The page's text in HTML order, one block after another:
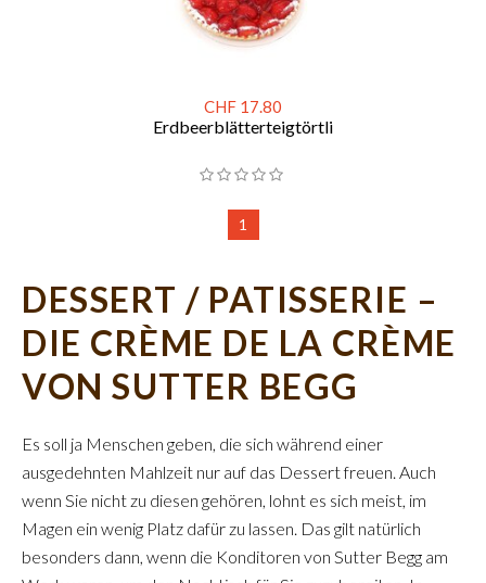
CHF 17.80
Erdbeerblätterteigtörtli
1
DESSERT / PATISSERIE –
DIE CRÈME DE LA CRÈME
VON SUTTER BEGG
Es soll ja Menschen geben, die sich während einer
ausgedehnten Mahlzeit nur auf das Dessert freuen. Auch
wenn Sie nicht zu diesen gehören, lohnt es sich meist, im
Magen ein wenig Platz dafür zu lassen. Das gilt natürlich
besonders dann, wenn die Konditoren von Sutter Begg am